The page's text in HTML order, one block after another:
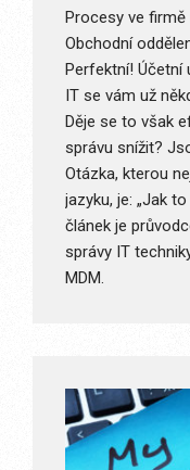
Procesy ve firmě
Obchodní
Perfektní! Účetní
IT se vám už
Děje se to však
správu snížit?
Otázka, kterou
jazyku, je: „Jak
článek je
správy IT
MDM.